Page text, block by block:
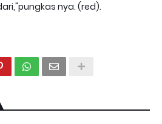
nya. (red).